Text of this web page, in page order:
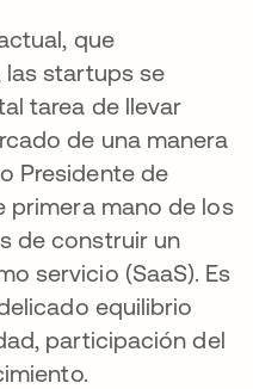
que
las startups se
tarea de llevar
de una manera
Presidente de
primera mano de los
de construir un
servicio (SaaS). Es
equilibrio
participación del